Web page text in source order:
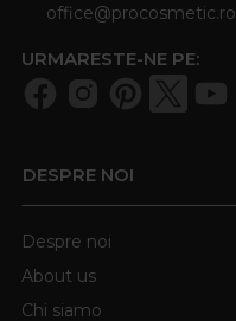
office@procosmetic.ro
URMARESTE-NE PE:
DESPRE NOI
Despre noi
About us
Chi siamo